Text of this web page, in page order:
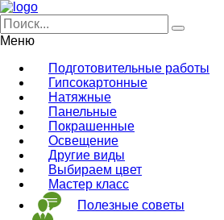
Меню
Подготовительные работы
Гипсокартонные
Натяжные
Панельные
Покрашенные
Освещение
Другие виды
Выбираем цвет
Мастер класс
Полезные советы